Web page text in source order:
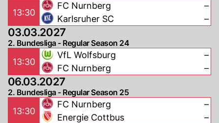
13:30
FC Nurnberg
Karlsruher SC
–
–
03.03.2027
2. Bundesliga - Regular Season 24
13:30
VfL Wolfsburg
FC Nurnberg
–
–
06.03.2027
2. Bundesliga - Regular Season 25
13:30
FC Nurnberg
Energie Cottbus
–
–